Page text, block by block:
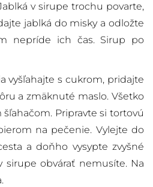
v sirupe trochu povarte,
jablká do misky a odložte
nepríde ich čas. Sirup po
vyšľahajte s cukrom, pridajte
a zmäknuté maslo. Všetko
Pripravte si tortovú
na pečenie. Vylejte do
a doňho vysypte zvyšné
sirupe obvárať nemusíte. Na